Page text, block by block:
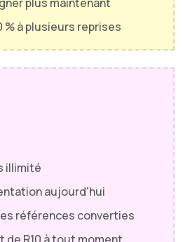
% à plusieurs reprises
illimité
aujourd'hui
références converties